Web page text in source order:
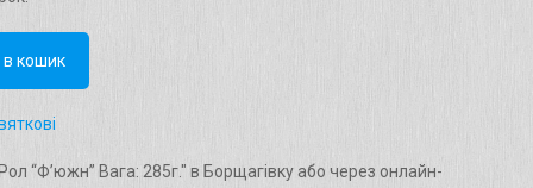
кошик
“Ф’южн” Вага: 285г." в Борщагівку або через онлайн-